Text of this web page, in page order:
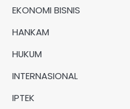
EKONOMI BISNIS
HANKAM
HUKUM
INTERNASIONAL
IPTEK